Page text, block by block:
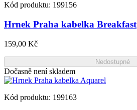
Kód produktu: 199156
Hrnek Praha kabelka Breakfast
159,00 Kč
Nedostupné
Dočasně není skladem
Kód produktu: 199163